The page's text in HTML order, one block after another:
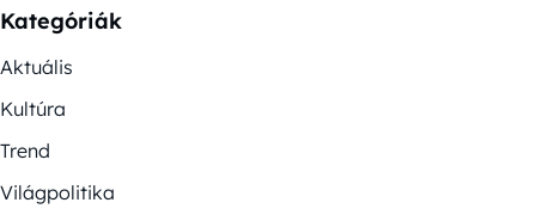
Kategóriák
Aktuális
Kultúra
Trend
Világpolitika